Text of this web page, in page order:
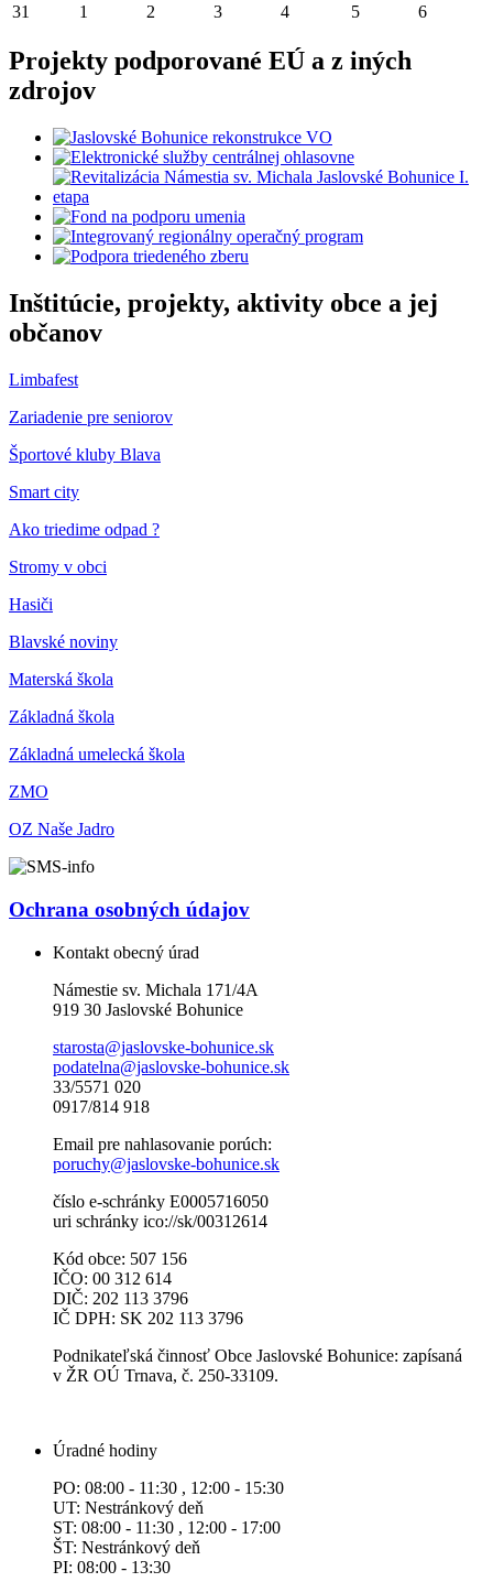
31 1 2 3 4 5 6
Projekty podporované EÚ a z iných
zdrojov
Inštitúcie, projekty, aktivity obce a jej
občanov
Limbafest
Zariadenie pre seniorov
Športové kluby Blava
Smart city
Ako triedime odpad ?
Stromy v obci
Hasiči
Blavské noviny
Materská škola
Základná škola
Základná umelecká škola
ZMO
OZ Naše Jadro
Ochrana osobných údajov
Kontakt obecný úrad
Námestie sv. Michala 171/4A
919 30 Jaslovské Bohunice
starosta@jaslovske-bohunice.sk
podatelna@jaslovske-bohunice.sk
33/5571 020
0917/814 918
Email pre nahlasovanie porúch:
poruchy@jaslovske-bohunice.sk
číslo e-schránky E0005716050
uri schránky ico://sk/00312614
Kód obce: 507 156
IČO: 00 312 614
DIČ: 202 113 3796
IČ DPH: SK 202 113 3796
Podnikateľská činnosť Obce Jaslovské Bohunice: zapísaná
v ŽR OÚ Trnava, č. 250-33109.
Úradné hodiny
PO: 08:00 - 11:30 , 12:00 - 15:30
UT: Nestránkový deň
ST: 08:00 - 11:30 , 12:00 - 17:00
ŠT: Nestránkový deň
PI: 08:00 - 13:30